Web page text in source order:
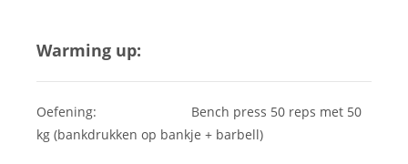
Warming up:
Oefening: Bench press 50 reps met 50
kg (bankdrukken op bankje + barbell)